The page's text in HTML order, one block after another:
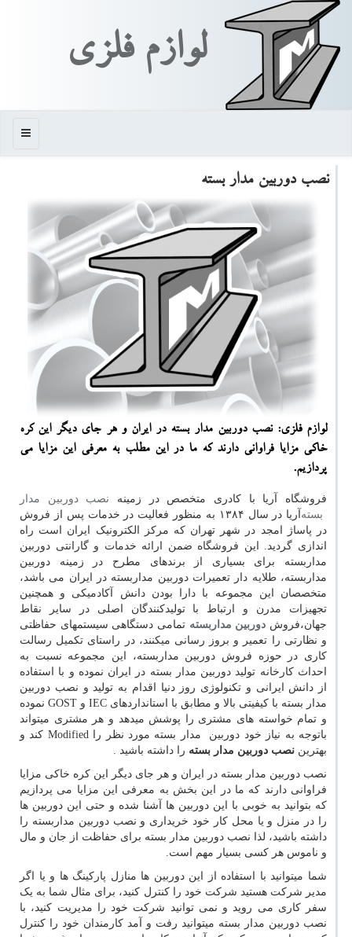
لوازم فلزی
منو
نصب دوربین مدار بسته
لوازم فلزی: نصب دوربین مدار بسته در ایران و هر جای دیگر این كره
خاكی مزایا فراوانی دارند كه ما در این مطلب به معرفی این مزایا می
پردازیم.
فروشگاه آریا با کادری متخصص در زمینه نصب دوربین مدار
بسته
آریا در سال ۱۳۸۴ به منظور فعالیت در خدمات پس از فروش
در پاساژ امجد در شهر تهران که مرکز الکترونیک ایران است راه
اندازی گردید. این فروشگاه ضمن ارائه خدمات و گارانتی دوربین
مداربسته برای بسیاری از برندهای مطرح در زمینه دوربین
مداربسته، طلایه دار تعمیرات دوربین مداربسته در ایران می باشد،
متخصصان این مجموعه با دارا بودن دانش آکادمیکی و همچنین
تجهیزات مدرن و ارتباط با تولیدکنندگان اصلی در سایر نقاط
جهان،فروش دوربین مداربسته تمامی دستگاهی سیستمهای حفاظتی
و نظارتی را تعمیر و بروز رسانی میکنند، در راستای تکمیل رسالت
کاری در حوزه فروش دوربین مداربسته، این مجموعه نسبت به
احداث کارخانه تولید دوربین مدار بسته در ایران نموده و با استفاده
از دانش ایرانی و تکنولوژی روز دنیا اقدام به تولید و نصب دوربین
مدار بسته با کیفیتی بالا و مطابق با استانداردهای IEC و GOST نموده
و تمام خواسته های مشتری را پوشش میدهد و هر مشتری میتواند
باتوجه به نیاز خود دوربین مدار بسته مورد نظر را
Modified کند و
بهترین نصب دوربین مدار بسته را داشته باشید .
نصب دوربین مدار بسته در ایران و هر جای دیگر این کره خاکی مزایا
فراوانی دارند که ما در این بخش به معرفی این مزایا می پردازیم
که بتوانید به خوبی با این دوربین ها آشنا شده و حتی این دوربین ها
را در منزل و یا محل کار خود خریداری و نصب دوربین مداربسته را
داشته باشید، لذا نصب دوربین مدار بسته برای حفاظت از جان و مال
و ناموس هر کسی بسیار مهم است.
شما میتوانید با استفاده از این دوربین ها منازل پارکینگ ها و یا اگر
مدیر شرکت هستید شرکت خود را کنترل کنید، برای مثال شما به یک
سفر کاری می روید و نمی توانید شرکت خود را مدیریت کنید، با
نصب دوربین مدار بسته میتوانید رفت و آمد کارمندان خود را کنترل